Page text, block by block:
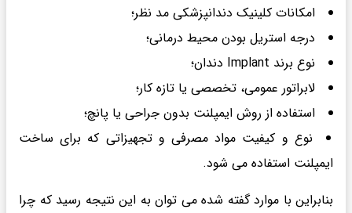
امکانات کلینیک دندانپزشکی مد نظر؛
درجه استریل بودن محیط درمانی؛
نوع برند Implant دندان؛
لابراتور عمومی، تخصصی یا تازه کار؛
استفاده از روش ایمپلنت بدون جراحی یا پانچ؛
نوع و کیفیت مواد مصرفی و تجهیزاتی که برای ساخت
ایمپلنت استفاده می شود.
بنابراین با موارد گفته شده می توان به این نتیجه رسید که چرا